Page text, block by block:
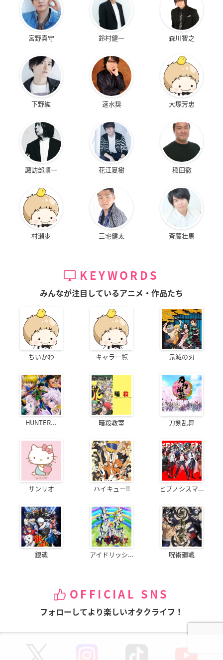
宮野真守 鈴村健一 森川智之
下野紘 速水奨 大塚芳忠
諏訪部順一 花江夏樹 稲田徹
村瀬歩 三宅健太 斉藤壮馬
KEYWORDS
みんなが注目しているアニメ・作品たち
ちいかわ キャラ一覧 鬼滅の刃
HUNTER... 暗殺教室 刀剣乱舞
サンリオ ハイキュー!! ヒプノシスマ...
銀魂 アイドリッシ... 呪術廻戦
OFFICIAL SNS
フォローしてより楽しいオタクライフ！